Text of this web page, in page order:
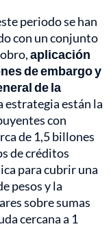
periodo se han
con un conjunto
aplicación
de embargo y
de la
estrategia están la
con
de 1,5 billones
de créditos
para cubrir una
pesos y la
sobre sumas
cercana a 1